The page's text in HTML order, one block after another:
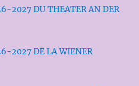
2027 DU THEATER AN DER
2027 DE LA WIENER